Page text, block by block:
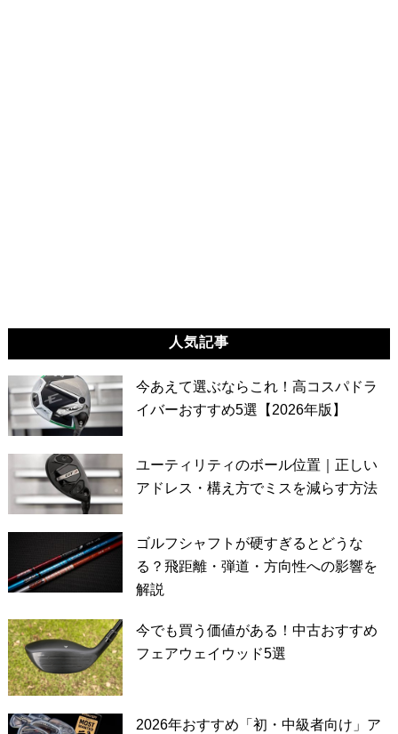
人気記事
今あえて選ぶならこれ！高コスパドラ
イバーおすすめ5選【2026年版】
ユーティリティのボール位置｜正しい
アドレス・構え方でミスを減らす方法
ゴルフシャフトが硬すぎるとどうな
る？飛距離・弾道・方向性への影響を
解説
今でも買う価値がある！中古おすすめ
フェアウェイウッド5選
2026年おすすめ「初・中級者向け」ア